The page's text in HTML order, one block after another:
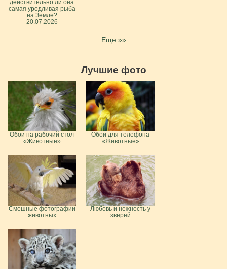
действительно ли она
самая уродливая рыба
на Земле?
20.07.2026
Еще »»
Лучшие фото
Обои на рабочий стол
«Животные»
Обои для телефона
«Животные»
Смешные фотографии
животных
Любовь и нежность у
зверей